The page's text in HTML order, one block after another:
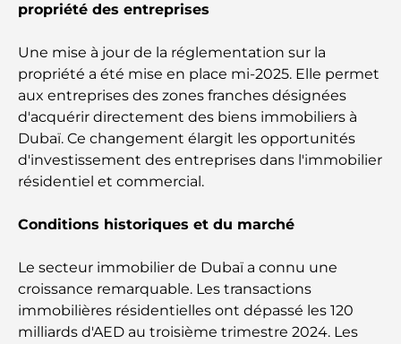
détente se rencontrent
Les meilleures écoles IB à Dubaï : un guide
complet pour les parents
Plan directeur de Dubai Hills : une vision pour la
vie communautaire moderne
Restaurant de l'Opéra de Dubaï : Quand la
Les marques de costumes les plus chères qui
définissent le luxe sur mesure
propriété des entreprises
Une mise à jour de la réglementation sur la
propriété a été mise en place mi-2025. Elle permet
aux entreprises des zones franches désignées
d'acquérir directement des biens immobiliers à
Dubaï. Ce changement élargit les opportunités
d'investissement des entreprises dans l'immobilier
résidentiel et commercial.
Conditions historiques et du marché
Le secteur immobilier de Dubaï a connu une
croissance remarquable. Les transactions
immobilières résidentielles ont dépassé les 120
milliards d'AED au troisième trimestre 2024. Les